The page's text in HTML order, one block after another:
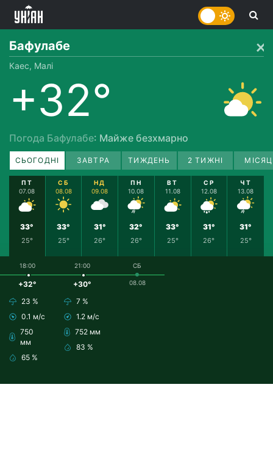
Бафулабе
Каес, Малі
+32°
Погода Бафулабе: Майже безхмарно
СЬОГОДНІ ЗАВТРА ТИЖДЕНЬ 2 ТИЖНІ
ПТ
07.08
33°
25°
СБ
08.08
33°
25°
НД
09.08
31°
26°
ПН
10.08
32°
26°
ВТ
11.08
33°
25°
СР
12.08
31°
26°
ЧТ
13.08
31°
25°
18:00
+32°
23 %
0.1 м/с
750
мм
65 %
21:00
+30°
7 %
1.2 м/с
752 мм
83 %
СБ
08.08